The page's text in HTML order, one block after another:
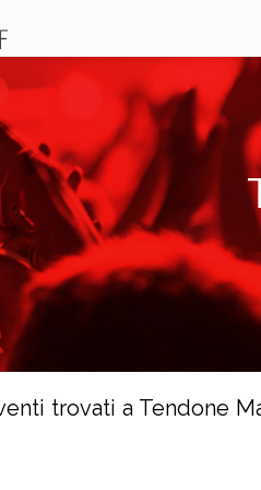
trovati a Tendone